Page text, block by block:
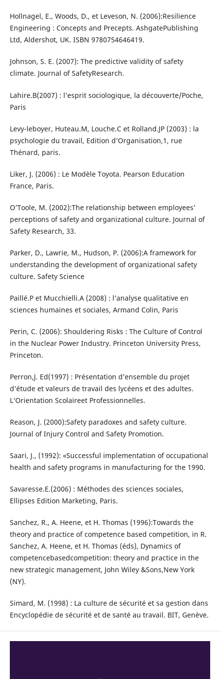
Hollnagel, E., Woods, D., et Leveson, N. (2006):Resilience
Engineering : Concepts and Precepts. AshgatePublishing
Ltd, Aldershot, UK. ISBN 9780754646419.
Johnson, S. E. (2007): The predictive validity of safety
climate. Journal of SafetyResearch.
Lahire.B(2007) : l’esprit sociologique, la découverte/Poche,
Paris
Levy-leboyer, Huteau.M, Louche.C et Rolland.JP (2003) : la
psychologie du travail, Edition d’Organisation,1, rue
Thénard, paris.
Liker, J. (2006) : Le Modèle Toyota. Pearson Education
France, Paris.
O’Toole, M. (2002):The relationship between employees’
perceptions of safety and organizational culture. Journal of
Safety Research, 33.
Parker, D., Lawrie, M., Hudson, P. (2006):A framework for
understanding the development of organizational safety
culture. Safety Science
Paillé.P et Mucchielli.A (2008) : l’analyse qualitative en
sciences humaines et sociales, Armand Colin, Paris
Perin, C. (2006): Shouldering Risks : The Culture of Control
in the Nuclear Power Industry. Princeton University Press,
Princeton.
Perron,J. Ed(1997) : Présentation d’ensemble du projet
d’étude et valeurs de travail des lycéens et des adultes.
L’Orientation Scolaireet Professionnelles.
Reason, J. (2000):Safety paradoxes and safety culture.
Journal of Injury Control and Safety Promotion.
Saari, J., (1992): «Successful implementation of occupational
health and safety programs in manufacturing for the 1990.
Savaresse.E.(2006) : Méthodes des sciences sociales,
Ellipses Edition Marketing, Paris.
Sanchez, R., A. Heene, et H. Thomas (1996):Towards the
theory and practice of competence based competition, in R.
Sanchez, A. Heene, et H. Thomas (éds), Dynamics of
competencebasedcompetition: theory and practice in the
new strategic management, John Wiley &Sons,New York
(NY).
Simard, M. (1998) : La culture de sécurité et sa gestion dans
Encyclopédie de sécurité et de santé au travail. BIT, Genève.